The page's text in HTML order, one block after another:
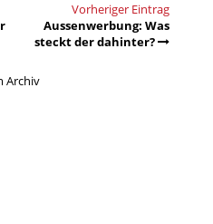
Vorheriger Eintrag
Aussenwerbung: Was
steckt der dahinter?
Archiv